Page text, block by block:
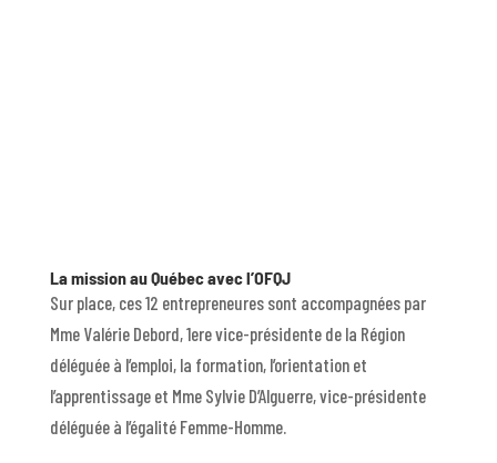
La mission au Québec avec l’OFQJ
Sur place, ces 12 entrepreneures sont accompagnées par
Mme Valérie Debord, 1ere vice-présidente de la Région
déléguée à l’emploi, la formation, l’orientation et
l’apprentissage et Mme Sylvie D’Alguerre, vice-présidente
déléguée à l’égalité Femme-Homme.